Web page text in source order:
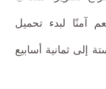
آمنًا لبدء تحميل
إلى ثمانية أسابيع